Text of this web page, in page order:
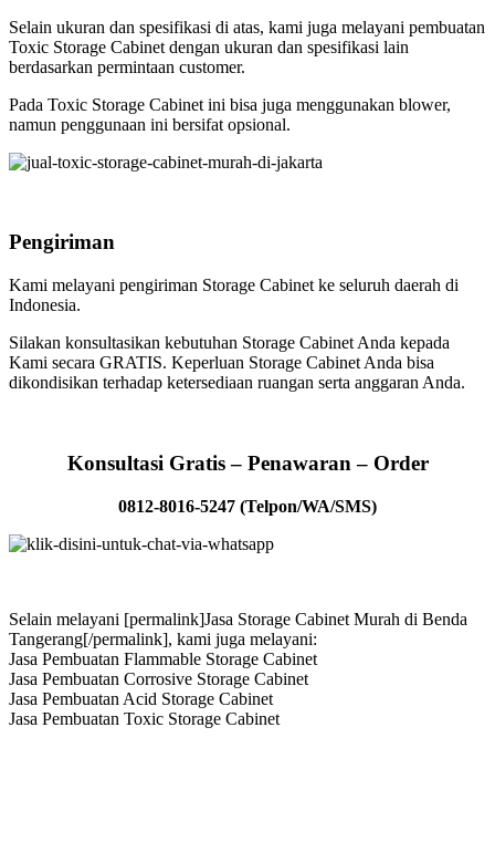
Selain ukuran dan spesifikasi di atas, kami juga melayani pembuatan
Toxic Storage Cabinet dengan ukuran dan spesifikasi lain
berdasarkan permintaan customer.
Pada Toxic Storage Cabinet ini bisa juga menggunakan blower,
namun penggunaan ini bersifat opsional.
Pengiriman
Kami melayani pengiriman Storage Cabinet ke seluruh daerah di
Indonesia.
Silakan konsultasikan kebutuhan Storage Cabinet Anda kepada
Kami secara GRATIS. Keperluan Storage Cabinet Anda bisa
dikondisikan terhadap ketersediaan ruangan serta anggaran Anda.
Konsultasi Gratis – Penawaran – Order
0812-8016-5247 (Telpon/WA/SMS)
Selain melayani [permalink]Jasa Storage Cabinet Murah di Benda
Tangerang[/permalink], kami juga melayani:
Jasa Pembuatan Flammable Storage Cabinet
Jasa Pembuatan Corrosive Storage Cabinet
Jasa Pembuatan Acid Storage Cabinet
Jasa Pembuatan Toxic Storage Cabinet